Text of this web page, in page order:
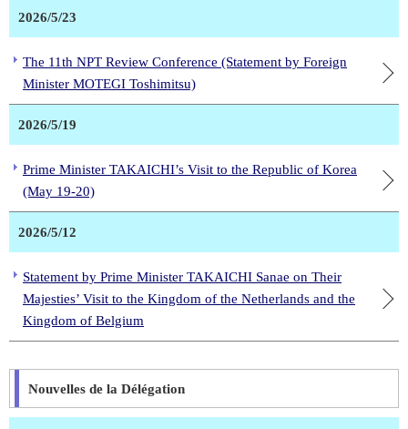
2026/5/23
The 11th NPT Review Conference (Statement by Foreign
Minister MOTEGI Toshimitsu)
2026/5/19
Prime Minister TAKAICHI’s Visit to the Republic of Korea
(May 19-20)
2026/5/12
Statement by Prime Minister TAKAICHI Sanae on Their
Majesties’ Visit to the Kingdom of the Netherlands and the
Kingdom of Belgium
Nouvelles de la Délégation